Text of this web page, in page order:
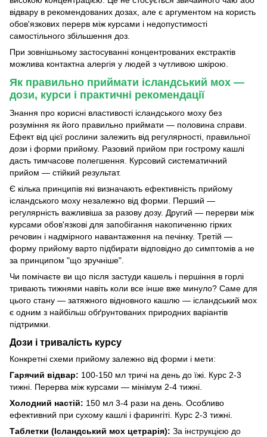
відвару в рекомендованих дозах, але є аргументом на користь
обов'язкових перерв між курсами і недопустимості
самостільного збільшення доз.
При зовнішньому застосуванні концентрованих екстрактів
можлива контактна алергія у людей з чутливою шкірою.
Як правильно приймати ісландський мох —
дози, курси і практичні рекомендації
Знання про корисні властивості ісландського моху без
розуміння як його правильно приймати — половина справи.
Ефект від цієї рослини залежить від регулярності, правильної
дози і форми прийому. Разовий прийом при гострому кашлі
дасть тимчасове полегшення. Курсовий систематичний
прийом — стійкий результат.
Є кілька принципів які визначають ефективність прийому
ісландського моху незалежно від форми. Перший —
регулярність важливіша за разову дозу. Другий — перерви між
курсами обов'язкові для запобігання накопиченню гірких
речовин і надмірного навантаження на печінку. Третій —
форму прийому варто підбирати відповідно до симптомів а не
за принципом "що зручніше".
Чи помічаєте ви що після застуди кашель і першіння в горлі
тривають тижнями навіть коли все інше вже минуло? Саме для
цього стану — затяжного відновного кашлю — ісландський мох
є одним з найбільш обґрунтованих природних варіантів
підтримки.
Дози і тривалість курсу
Конкретні схеми прийому залежно від форми і мети:
Гарячий відвар: 100-150 мл тричі на день до їжі. Курс 2-3
тижні. Перерва між курсами — мінімум 2-4 тижні.
Холодний настій: 150 мл 3-4 рази на день. Особливо
ефективний при сухому кашлі і фарингіті. Курс 2-3 тижні.
Таблетки (Ісландський мох цетрарія): За інструкцією до